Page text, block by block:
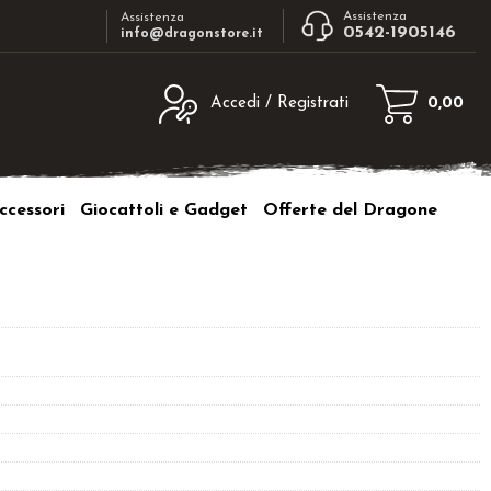
Assistenza
info@dragonstore.it
Assistenza
0542-1905146
Accedi / Registrati
inserisci il nome
e poi clicca sul
sito clicca sul pulsante "Registrati"
0,00
Giocattoli e Gadget Offerte del Dragone